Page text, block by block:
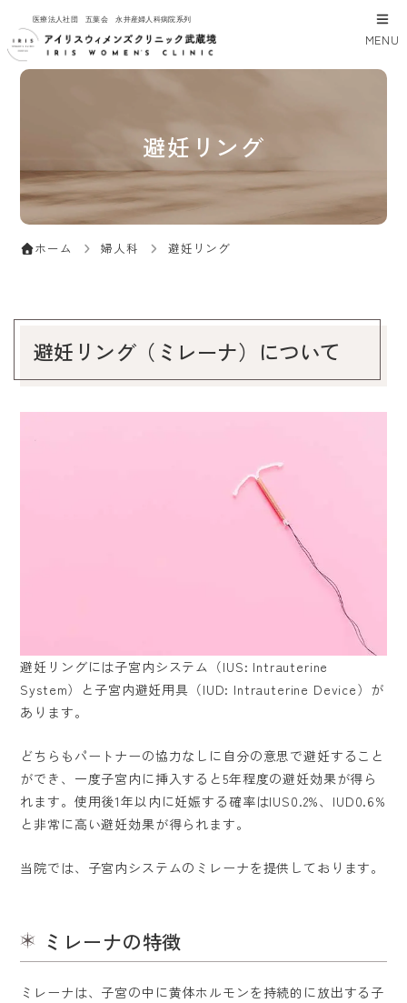
医療法人社団 五葉会 永井産婦人科病院系列
MENU
避妊リング
ホーム 婦人科 避妊リング
避妊リング（ミレーナ）について
避妊リングには子宮内システム（IUS: Intrauterine
System）と子宮内避妊用具（IUD: Intrauterine Device）が
あります。
どちらもパートナーの協力なしに自分の意思で避妊すること
ができ、一度子宮内に挿入すると5年程度の避妊効果が得ら
れます。使用後1年以内に妊娠する確率はIUS0.2%、IUD0.6%
と非常に高い避妊効果が得られます。
当院では、子宮内システムのミレーナを提供しております。
ミレーナの特徴
ミレーナは、子宮の中に黄体ホルモンを持続的に放出する子
ホーム